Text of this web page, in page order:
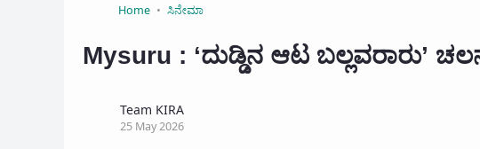
Home ಸಿನೇಮಾ
Mysuru : ‘ದುಡ್ಡಿನ ಆಟ ಬಲ್ಲವರಾರು’
Team KIRA
25 May 2026